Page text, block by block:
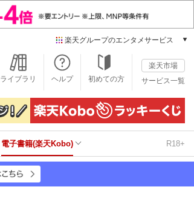
楽天グループのエンタメサービス
本/ゲーム/CD/DVD
楽天ブックス
電子書籍
楽天Kobo
雑誌読み放題
楽天ミュージック
楽天TV
ライブラリ ヘルプ 初めての方
楽天市場
サービス一覧
電子書籍(楽天Kobo) R18+